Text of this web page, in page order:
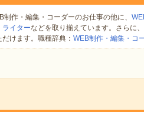
作・編集・コーダーのお仕事の他に、
ライターなどを取り揃えています。さらに、
けます。職種辞典： WEB制作・編集・コ